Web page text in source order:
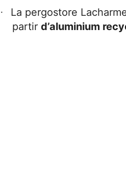
·
La pergostore
partir d’aluminium